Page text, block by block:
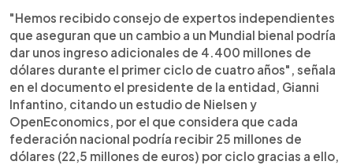
"Hemos recibido consejo de expertos independientes
que aseguran que un cambio a un Mundial bienal podría
dar unos ingreso adicionales de 4.400 millones de
dólares durante el primer ciclo de cuatro años", señala
en el documento el presidente de la entidad, Gianni
Infantino, citando un estudio de Nielsen y
OpenEconomics, por el que considera que cada
federación nacional podría recibir 25 millones de
dólares (22,5 millones de euros) por ciclo gracias a ello,